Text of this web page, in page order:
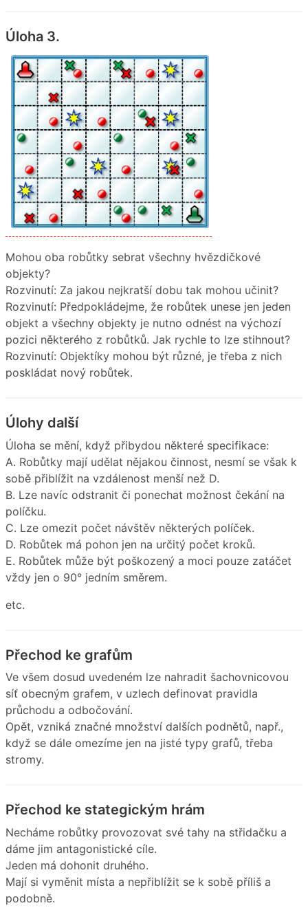
Úloha 3.
Mohou oba robůtky sebrat všechny hvězdičkové
objekty?
Rozvinutí: Za jakou nejkratší dobu tak mohou učinit?
Rozvinutí: Předpokládejme, že robůtek unese jen jeden
objekt a všechny objekty je nutno odnést na výchozí
pozici některého z robůtků. Jak rychle to lze stihnout?
Rozvinutí: Objektíky mohou být různé, je třeba z nich
poskládat nový robůtek.
Úlohy další
Úloha se mění, když přibydou některé specifikace:
A. Robůtky mají udělat nějakou činnost, nesmí se však k
sobě přiblížit na vzdálenost menší než D.
B. Lze navíc odstranit či ponechat možnost čekání na
políčku.
C. Lze omezit počet návštěv některých políček.
D. Robůtek má pohon jen na určitý počet kroků.
E. Robůtek může být poškozený a moci pouze zatáčet
vždy jen o 90° jedním směrem.
etc.
Přechod ke grafům
Ve všem dosud uvedeném lze nahradit šachovnicovou
síť obecným grafem, v uzlech definovat pravidla
průchodu a odbočování.
Opět, vzniká značné množství dalších podnětů, např.,
když se dále omezíme jen na jisté typy grafů, třeba
stromy.
Přechod ke stategickým hrám
Necháme robůtky provozovat své tahy na střidačku a
dáme jim antagonistické cíle.
Jeden má dohonit druhého.
Mají si vyměnit místa a nepřiblížit se k sobě příliš a
podobně.